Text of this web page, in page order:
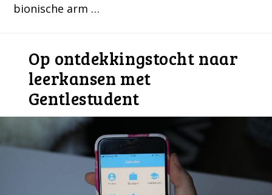
bionische arm …
Op ontdekkingstocht naar
leerkansen met
Gentlestudent